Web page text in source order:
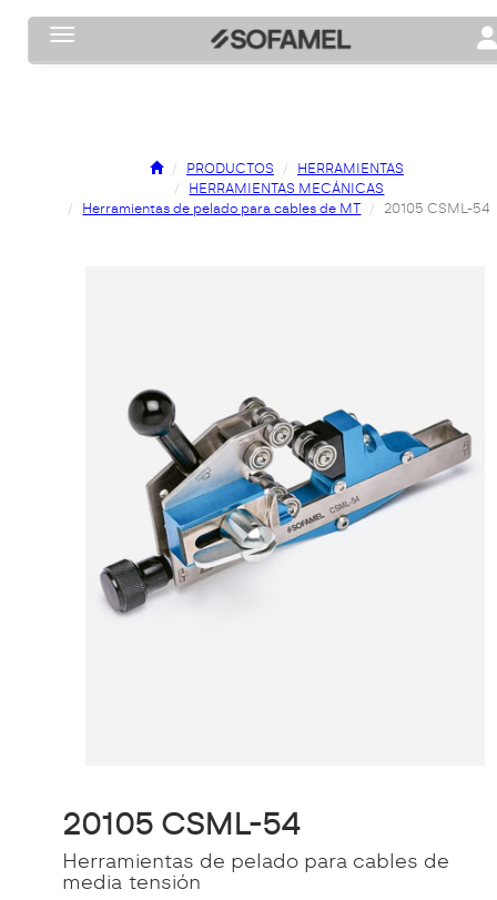
Toggle navigation
PRODUCTOS
HERRAMIENTAS
HERRAMIENTAS MECÁNICAS
Herramientas de pelado para cables de MT
20105 CSML-54
20105 CSML-54
Herramientas de pelado para cables de
media tensión